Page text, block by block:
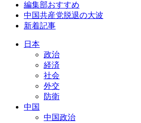
編集部おすすめ
中国共産党脱退の大波
新着記事
日本
政治
経済
社会
外交
防衛
中国
中国政治